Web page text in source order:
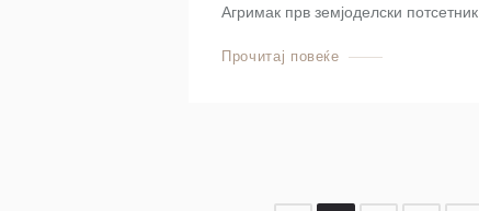
Агримак прв земјоделски потсетник
Прочитај повеќе